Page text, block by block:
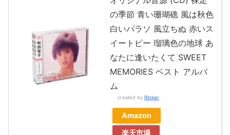
の季節 青い珊瑚礁 風は秋色
白いパラソ 風立ちぬ 赤いス
イートピー 瑠璃色の地球 あ
なたに逢いたくて SWEET
MEMORIES ベスト アルバ
ム
created by Rinker
Amazon
楽天市場